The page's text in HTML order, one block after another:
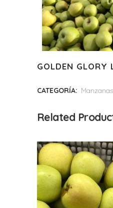
GOLDEN GLORY
CATEGORÍA: Manzanas
Related